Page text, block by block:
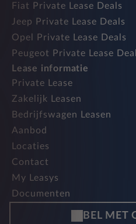
Fiat Private Lease Deals
Jeep Private Lease Deals
Opel Private Lease Deals
Peugeot Private Lease
Lease informatie
Private Lease
Zakelijk Leasen
Bedrijfswagen Leasen
Aanbod
Locaties
Contact
My Leasys
Documenten
BEL MET